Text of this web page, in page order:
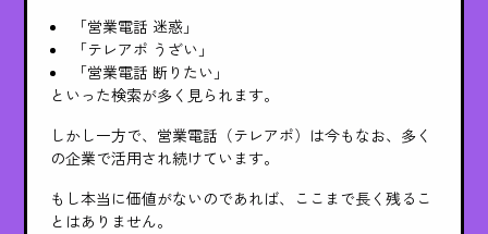
「営業電話 迷惑」
「テレアポ うざい」
「営業電話 断りたい」
といった検索が多く見られます。
しかし一方で、営業電話（テレアポ）は今もなお、多く
の企業で活用され続けています。
もし本当に価値がないのであれば、ここまで長く残るこ
とはありません。